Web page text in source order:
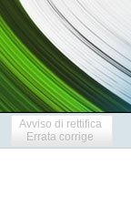
Avviso di rettifica
Errata corrige